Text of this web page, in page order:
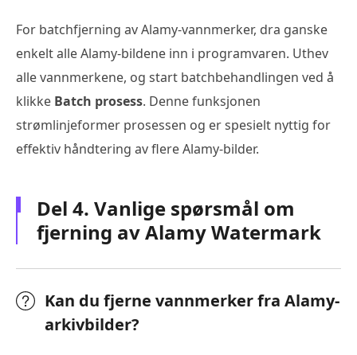
For batchfjerning av Alamy-vannmerker, dra ganske
enkelt alle Alamy-bildene inn i programvaren. Uthev
alle vannmerkene, og start batchbehandlingen ved å
klikke Batch prosess. Denne funksjonen
strømlinjeformer prosessen og er spesielt nyttig for
effektiv håndtering av flere Alamy-bilder.
Del 4. Vanlige spørsmål om
fjerning av Alamy Watermark
Kan du fjerne vannmerker fra Alamy-
arkivbilder?